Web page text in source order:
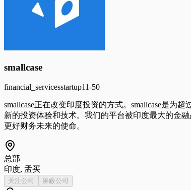
smallcase
financial_servicesstartup11-50
smallcase正在改变印度投资的方式。smallcase是为
新的投资体验和技术。我们的平台被印度最大的金
更好财务未来的使命。
总部
印度, 孟买
关注公司 屏蔽公司